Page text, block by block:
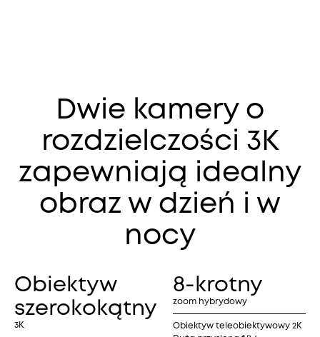
Dwie kamery o
rozdzielczości 3K
zapewniają idealny
obraz w dzień i w
nocy
Obiektyw
szerokokątny
3K
8-krotny
zoom hybrydowy
Obiektyw teleobiektywowy 2K